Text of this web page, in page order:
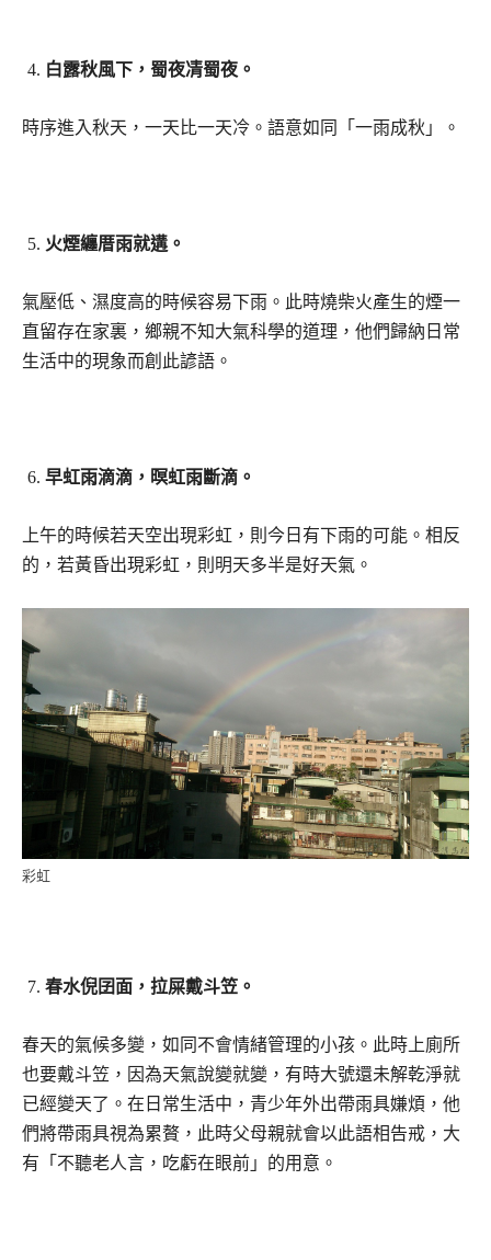
白露秋風下，蜀夜凊蜀夜。
時序進入秋天，一天比一天冷。語意如同「一雨成秋」。
火煙纏厝雨就遘。
氣壓低、濕度高的時候容易下雨。此時燒柴火產生的煙一
直留存在家裏，鄉親不知大氣科學的道理，他們歸納日常
生活中的現象而創此諺語。
早虹雨滴滴，暝虹雨斷滴。
上午的時候若天空出現彩虹，則今日有下雨的可能。相反
的，若黃昏出現彩虹，則明天多半是好天氣。
彩虹
春水倪囝面，拉屎戴斗笠。
春天的氣候多變，如同不會情緒管理的小孩。此時上廁所
也要戴斗笠，因為天氣說變就變，有時大號還未解乾淨就
已經變天了。在日常生活中，青少年外出帶雨具嫌煩，他
們將帶雨具視為累贅，此時父母親就會以此語相告戒，大
有「不聽老人言，吃虧在眼前」的用意。